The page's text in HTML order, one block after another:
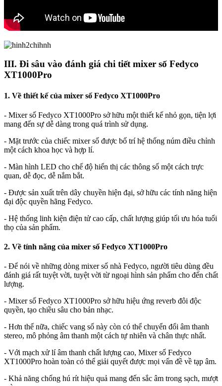
III. Đi sâu vào đánh giá chi tiết mixer số Fedyco
XT1000Pro
1. Về thiết kế của mixer số Fedyco XT1000Pro
- Mixer số Fedyco XT1000Pro sở hữu một thiết kế nhỏ gọn, tiện lợi
mang đến sự dễ dàng trong quá trình sử dụng.
- Mặt trước của chiếc mixer số được bố trí hệ thống núm điều chỉnh
một cách khoa học và hợp lí.
- Màn hình LED cho chế độ hiển thị các thông số một cách trực
quan, dễ đọc, dễ nắm bắt.
- Được sản xuất trên dây chuyền hiện đại, sở hữu các tính năng hiện
đại độc quyền hãng Fedyco.
- Hệ thống linh kiện điện tử cao cấp, chất lượng giúp tối ưu hóa tuổi
thọ của sản phẩm.
2. Về tính năng của mixer số Fedyco XT1000Pro
- Để nói về những dòng mixer số nhà Fedyco, người tiêu dùng đều
đánh giá rất tuyệt vời, tuyệt vời từ ngoại hình sản phẩm cho đến chất
lượng.
- Mixer số Fedyco XT1000Pro sở hữu hiệu ứng reverb đôi độc
quyền, tạo chiều sâu cho bản nhạc.
- Hơn thế nữa, chiếc vang số này còn có thể chuyển đổi âm thanh
stereo, mô phỏng âm thanh một cách tự nhiên và chân thực nhất.
- Với mạch xử lí âm thanh chất lượng cao, Mixer số Fedyco
XT1000Pro hoàn toàn có thể giải quyết được mọi vấn đề về tạp âm.
- Khả năng chống hú rít hiệu quả mang đến sắc âm trong sạch, mượt